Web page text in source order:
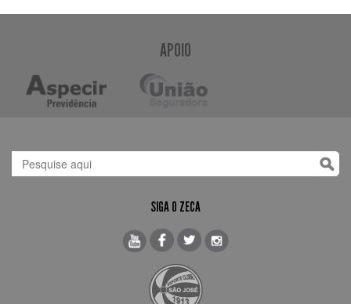
APOIO
SIGA O ZECA